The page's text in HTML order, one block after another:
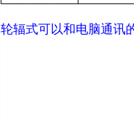
轮辐式可以和电脑通讯